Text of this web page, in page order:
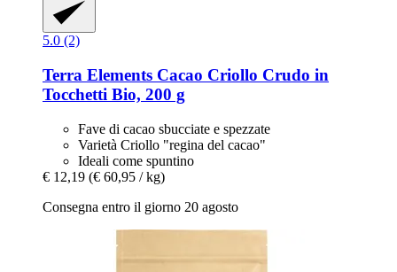
5.0 (2)
Terra Elements Cacao Criollo Crudo in
Tocchetti Bio, 200 g
Fave di cacao sbucciate e spezzate
Varietà Criollo "regina del cacao"
Ideali come spuntino
€ 12,19 (€ 60,95 / kg)
Consegna entro il giorno 20 agosto